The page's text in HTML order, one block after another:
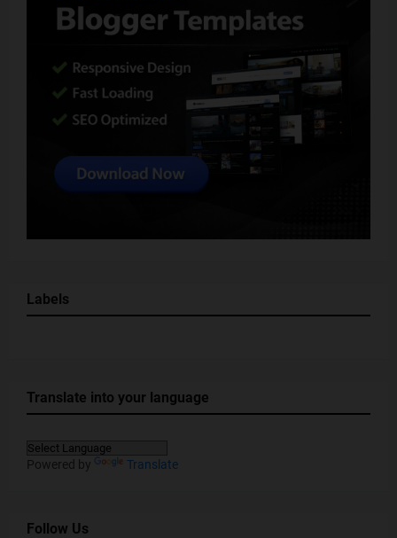
Labels
Translate into your language
Powered by Translate
Follow Us